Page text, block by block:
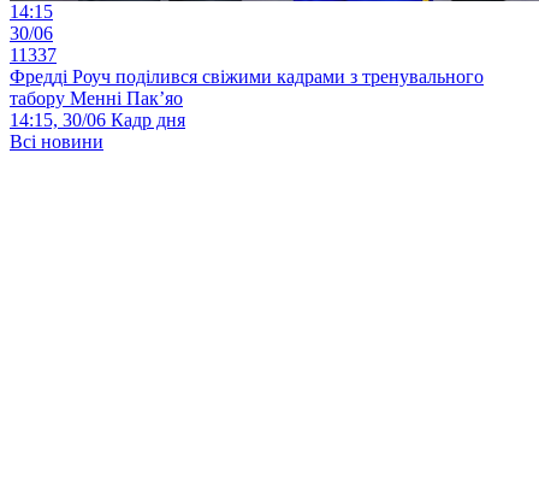
14:15
30/06
11337
Фредді Роуч поділився свіжими кадрами з тренувального
табору Менні Пак’яо
14:15, 30/06 Кадр дня
Всі новини